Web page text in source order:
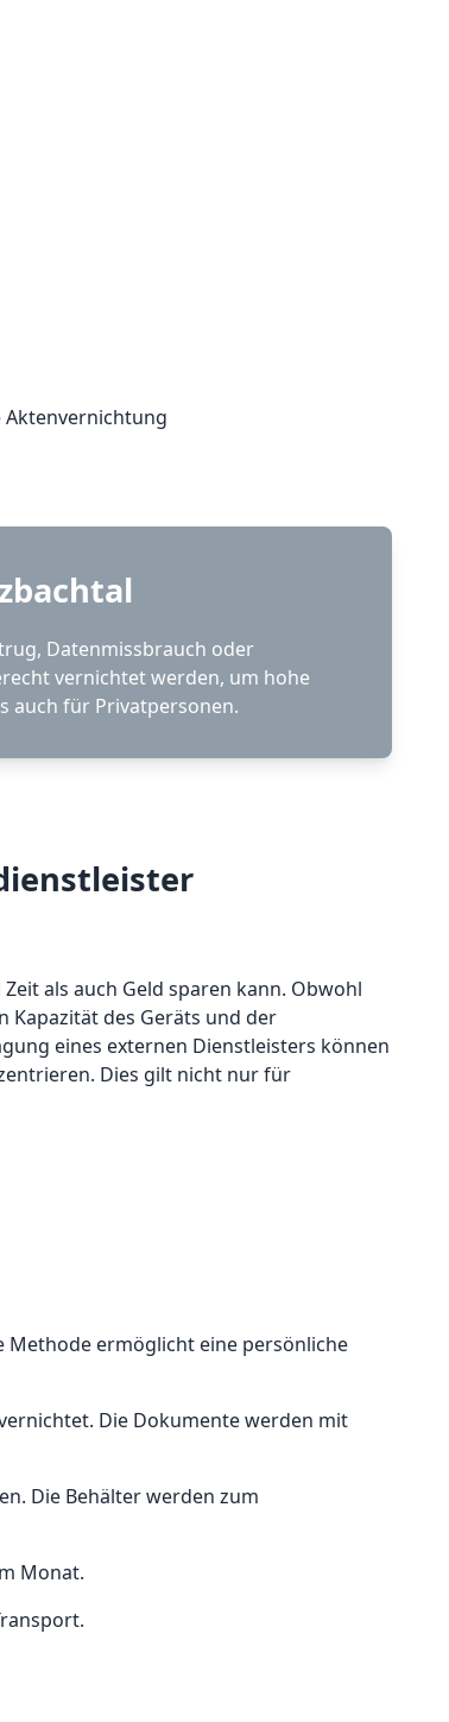
Datenmissbrauch oder
vernichtet werden, um hohe
auch für Privatpersonen.
als auch Geld sparen kann. Obwohl
Kapazität des Geräts und der
eines externen Dienstleisters können
Dies gilt nicht nur für
Methode ermöglicht eine persönliche
Die Dokumente werden mit
Die Behälter werden zum
Monat.